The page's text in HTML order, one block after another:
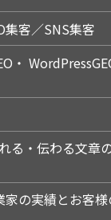
客／SNS集客
・
る・伝わる文章
の実績とお客様